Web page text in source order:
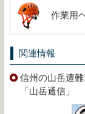
作業用
関連情報
信州の山岳遭
「山岳通信」